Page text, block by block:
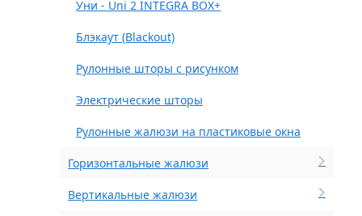
Уни - Uni 2 INTEGRA BOX+
Блэкаут (Blackout)
Рулонные шторы с рисунком
Электрические шторы
Рулонные жалюзи на пластиковые окна
Горизонтальные жалюзи
Вертикальные жалюзи